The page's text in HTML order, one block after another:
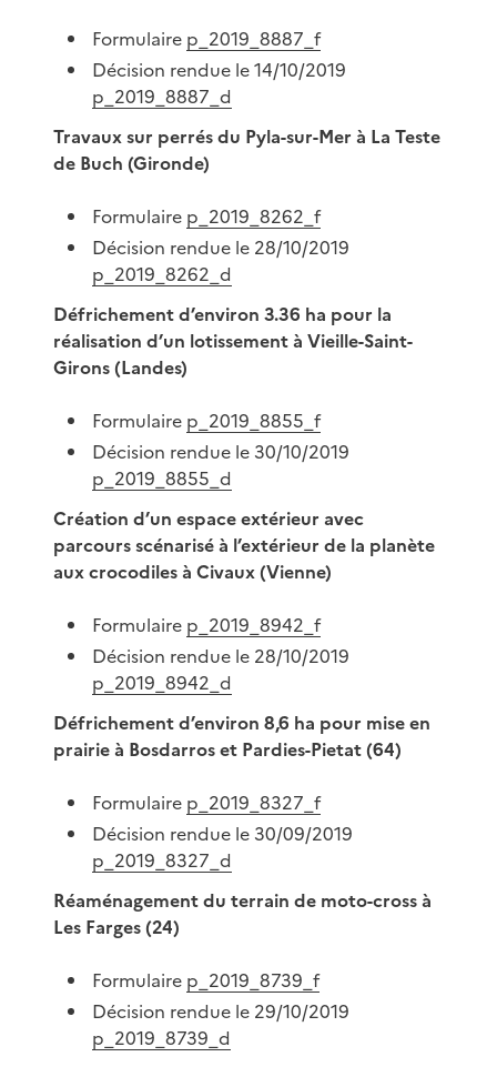
Formulaire p_2019_8887_f
Décision rendue le 14/10/2019
p_2019_8887_d
Travaux sur perrés du Pyla-sur-Mer à La Teste
de Buch (Gironde)
Formulaire p_2019_8262_f
Décision rendue le 28/10/2019
p_2019_8262_d
Défrichement d’environ 3.36 ha pour la
réalisation d’un lotissement à Vieille-Saint-
Girons (Landes)
Formulaire p_2019_8855_f
Décision rendue le 30/10/2019
p_2019_8855_d
Création d’un espace extérieur avec
parcours scénarisé à l’extérieur de la planète
aux crocodiles à Civaux (Vienne)
Formulaire p_2019_8942_f
Décision rendue le 28/10/2019
p_2019_8942_d
Défrichement d’environ 8,6 ha pour mise en
prairie à Bosdarros et Pardies-Pietat (64)
Formulaire p_2019_8327_f
Décision rendue le 30/09/2019
p_2019_8327_d
Réaménagement du terrain de moto-cross à
Les Farges (24)
Formulaire p_2019_8739_f
Décision rendue le 29/10/2019
p_2019_8739_d